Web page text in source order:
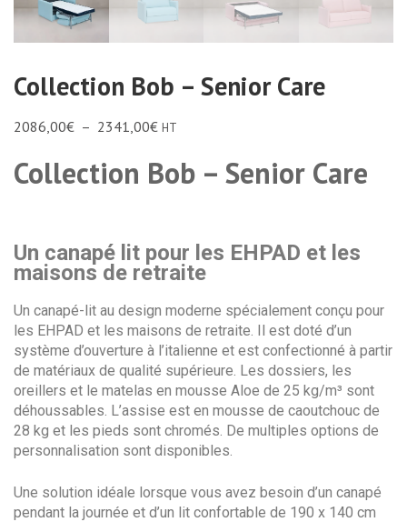
Collection Bob – Senior Care
2086,00€ – 2341,00€ HT
Collection Bob – Senior Care
Un canapé lit pour les EHPAD et les
maisons de retraite
Un canapé-lit au design moderne spécialement conçu pour
les EHPAD et les maisons de retraite. Il est doté d’un
système d’ouverture à l’italienne et est confectionné à partir
de matériaux de qualité supérieure. Les dossiers, les
oreillers et le matelas en mousse Aloe de 25 kg/m³ sont
déhoussables. L’assise est en mousse de caoutchouc de
28 kg et les pieds sont chromés. De multiples options de
personnalisation sont disponibles.
Une solution idéale lorsque vous avez besoin d’un canapé
pendant la journée et d’un lit confortable de 190 x 140 cm